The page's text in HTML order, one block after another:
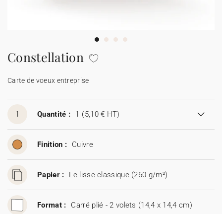
★ Demande d'échantillons
Menus
Présentoirs comptoir
Stickers
Constellation
Carte de voeux entreprise
1 Quantité : 1 (5,10 € HT)
Finition : Cuivre
Papier : Le lisse classique (260 g/m²)
Format : Carré plié - 2 volets (14,4 x 14,4 cm)